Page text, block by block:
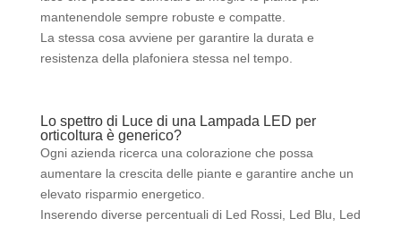
mantenendole sempre robuste e compatte.
La stessa cosa avviene per garantire la durata e
resistenza della plafoniera stessa nel tempo.
Lo spettro di Luce di una Lampada LED per
orticoltura è generico?
Ogni azienda ricerca una colorazione che possa
aumentare la crescita delle piante e garantire anche un
elevato risparmio energetico.
Inserendo diverse percentuali di Led Rossi, Led Blu, Led